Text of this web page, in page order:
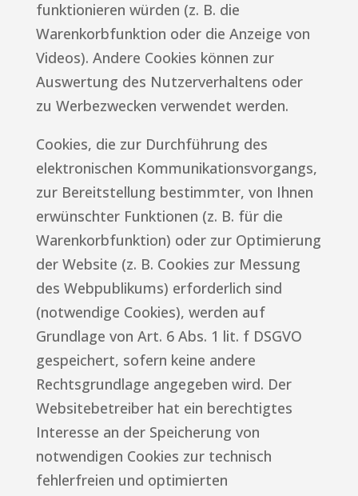
funktionieren würden (z. B. die
Warenkorbfunktion oder die Anzeige von
Videos). Andere Cookies können zur
Auswertung des Nutzerverhaltens oder
zu Werbezwecken verwendet werden.
Cookies, die zur Durchführung des
elektronischen Kommunikationsvorgangs,
zur Bereitstellung bestimmter, von Ihnen
erwünschter Funktionen (z. B. für die
Warenkorbfunktion) oder zur Optimierung
der Website (z. B. Cookies zur Messung
des Webpublikums) erforderlich sind
(notwendige Cookies), werden auf
Grundlage von Art. 6 Abs. 1 lit. f DSGVO
gespeichert, sofern keine andere
Rechtsgrundlage angegeben wird. Der
Websitebetreiber hat ein berechtigtes
Interesse an der Speicherung von
notwendigen Cookies zur technisch
fehlerfreien und optimierten